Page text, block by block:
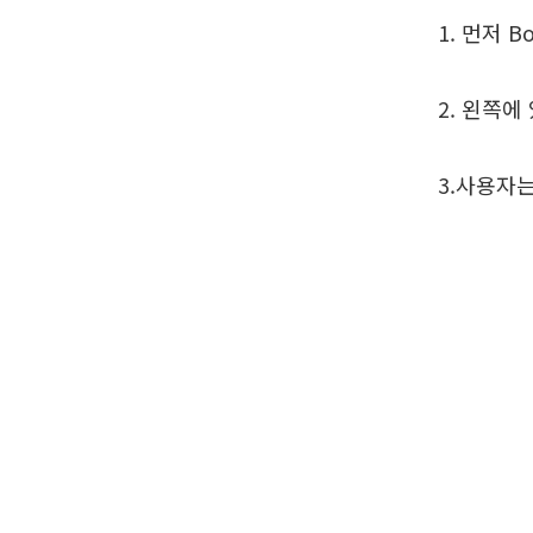
1. 먼저
2. 왼쪽에
3.사용자